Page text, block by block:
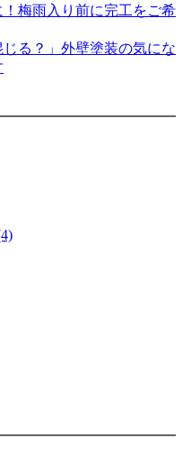
梅雨入り前に完工をご希
じる？」外壁塗装の気にな